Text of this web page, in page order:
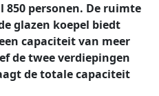
personen. De ruimte
glazen koepel biedt
capaciteit van meer
de twee verdiepingen
de totale capaciteit